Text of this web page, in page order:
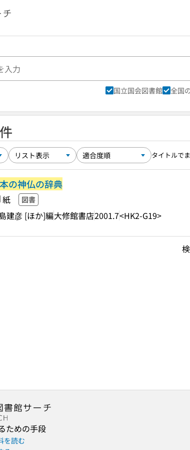
国立国会図書館 全国
タイトルで
の神仏の辞典
紙 図書
建彦 [ほか]編大修館書店2001.7<HK2-G19>
ための手段
を読む